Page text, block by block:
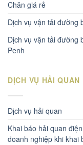
Chăn giá rẻ
Dịch vụ vận tải đường
Dịch vụ vận tải đường
Penh
DỊCH VỤ HẢI QUAN
Dịch vụ hải quan
Khai báo hải quan
doanh nghiệp khi khai